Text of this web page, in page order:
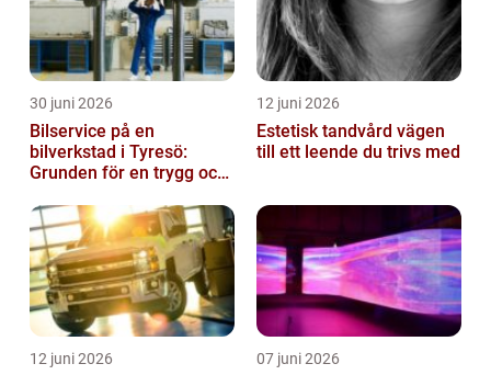
30 juni 2026
Bilservice på en
bilverkstad i Tyresö:
Grunden för en trygg och
12 juni 2026
Estetisk tandvård vägen
till ett leende du trivs med
12 juni 2026 07 juni 2026